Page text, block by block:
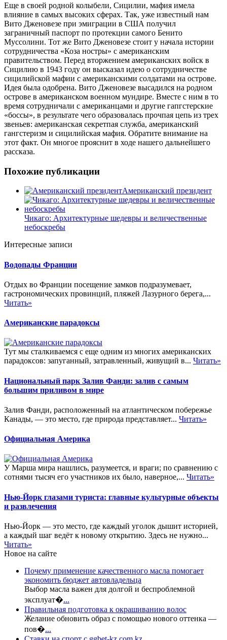
Еще в своей родной колыбели, Сицилии, мафия имела
влияние в самых высоких сферах. Так, уже известный нам
Вито Дженовезе при эмиграции в США получил
заграничный паспорт по протекции самого Бенито
Муссолини. Тот же Вито Дженовезе стоит у начала истории
сотрудничества «Коза ностры» с американским
правительством. Перед вторжением американских войск в
Сицилию в 1943 году он высказал идею о сотрудничестве
сицилийской мафии с американскими солдатами на острове.
Идея была одобрена. Вито Дженовезе высадился на родном
острове в американском военном мундире. Вместе с ним в то
время сотрудничали с американцами и другие гапгстерские
«боссы», в результате чего образовалась прочпая цепь из трех
звеньев: американская секретпая служба, американский
гангстеризм и сицилийская мафия. Обратите внимание на
этот факт. Он многое прояснит в ходе нашего дальнейшего
рассказа.
Похожие публикации
Американский президент
Чикаго: Архитектурные шедевры и величественные
небоскребы
Интересные записи
Водопады Франции
Отдых во Франции посещение замков подразумевает,
гастрономических провинций, пляжей Лазурного берега,...
Читать»
Американские парадоксы
Тут мы сталкиваемся с еще одним из многих американских
парадоксов: запуганный, затравленный, живущий в... Читать»
Национальный парк Залив Фанди: залив с самым
большим приливом в мире
Залив Фанди, расположенный на атлантическом побережье
Канады, — это место, где природа представляет... Читать»
Официальная Америка
У Марша мира нашлись, разумеется, и враги; по сравнению с
сотнями тысяч его участников их было, наверное,... Читать»
Нью-Йорк глазами туриста: главные культурные объекты
и развлечения
Нью-Йорк — это место, где каждый уголок дышит историей,
а каждый шаг ведёт к новому открытию. Здесь не нужно...
Читать»
Новое на сайте
Почему применение качественного масла помогает
экономить бюджет автовладельца
Выбор масла важен для долгой и беспроблемной
эксплуат�...
Правильная подготовка к окрашиванию волос
Желание обновить образ с помощью нового оттенка —
пов�...